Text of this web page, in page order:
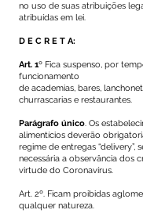
no uso de suas atribuições
atribuídas em lei.
D E C R E T A:
Art. 1º Fica suspenso, por
funcionamento
de academias, bares,
churrascarias e restaurantes.
Parágrafo único. Os
alimentícios deverão
regime de entregas “delivery”,
necessária a observância dos
virtude do Coronavírus.
Art. 2º. Ficam proibidas
qualquer natureza.